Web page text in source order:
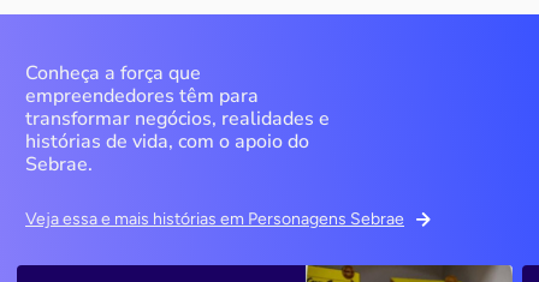
Conheça a força que
empreendedores têm para
transformar negócios, realidades e
histórias de vida, com o apoio do
Sebrae.
Veja essa e mais histórias em Personagens Sebrae